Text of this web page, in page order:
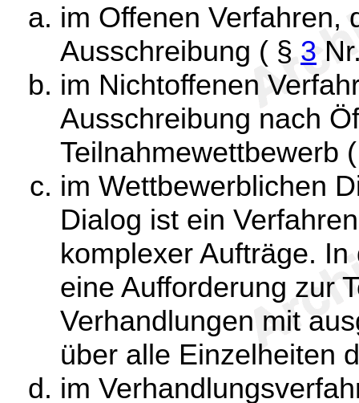
im Offenen Verfahren,
Ausschreibung ( § 3
im Nichtoffenen
Ausschreibung nach
Teilnahmewettbewerb
im Wettbewerblichen
Dialog ist ein
komplexer Aufträge.
eine Aufforderung zur
Verhandlungen mit
über alle Einzelheiten
im